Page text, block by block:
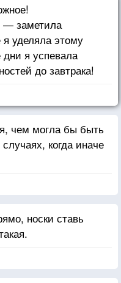
— заметила
уделяла этому
я успевала
до завтрака!
чем могла бы быть
когда иначе
носки ставь